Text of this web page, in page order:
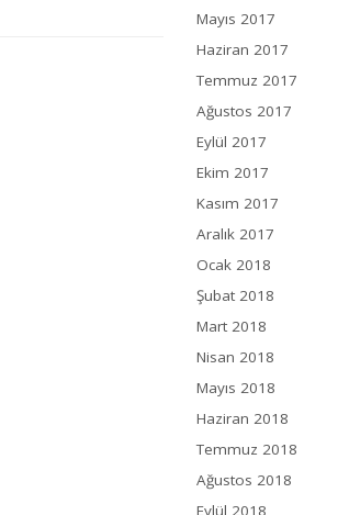
Mayıs 2017
Haziran 2017
Temmuz 2017
Ağustos 2017
Eylül 2017
Ekim 2017
Kasım 2017
Aralık 2017
Ocak 2018
Şubat 2018
Mart 2018
Nisan 2018
Mayıs 2018
Haziran 2018
Temmuz 2018
Ağustos 2018
Eylül 2018